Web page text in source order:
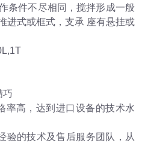
条件不尽相同，搅拌形成一般
进式或框式，支承 座有悬挂或
巧
率高，达到进口设备的技术水
验的技术及售后服务团队，从